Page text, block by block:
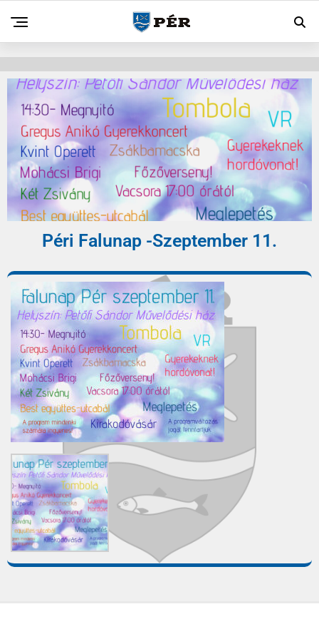
Péri Falunap -Szeptember 11.